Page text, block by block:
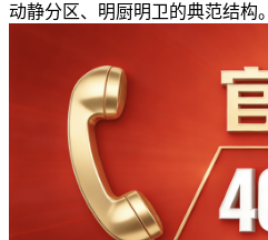
动静分区、明厨明卫的典范结构。